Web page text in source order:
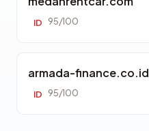
ID 95/100
armada-finance.co.id
ID 95/100